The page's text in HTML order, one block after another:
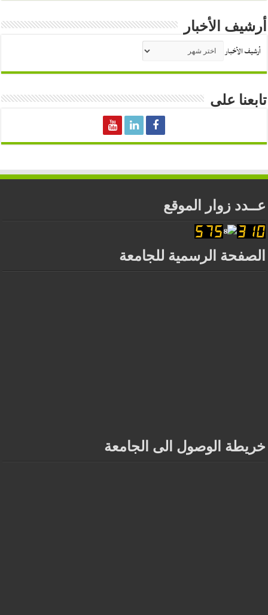
أرشيف الأخبار
أرشيف الأخبار
تابعنا على
عــدد زوار الموقع
الصفحة الرسمية للجامعة
خريطة الوصول الى الجامعة